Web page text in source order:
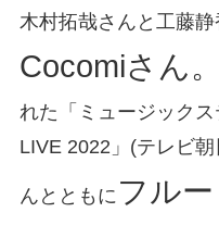
木村拓哉さんと工藤静
Cocomiさん。
れた「ミュージック
LIVE 2022」(テレビ
んとともに フル